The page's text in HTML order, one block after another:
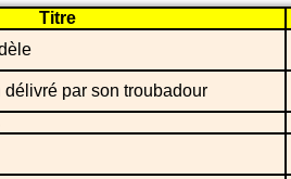
Titre
par son troubadour